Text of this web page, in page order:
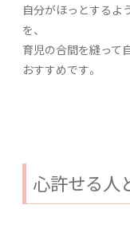
自分がほっとするよ
を、
育児の合間を縫って
おすすめです。
心許せる人